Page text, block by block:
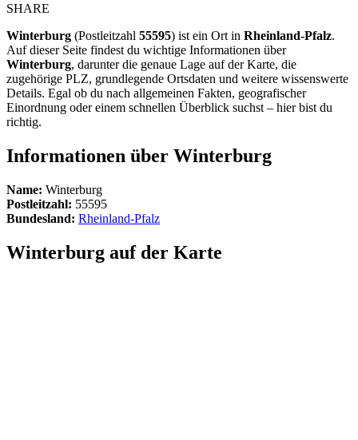
SHARE
Winterburg (Postleitzahl 55595) ist ein Ort in Rheinland-Pfalz.
Auf dieser Seite findest du wichtige Informationen über
Winterburg, darunter die genaue Lage auf der Karte, die
zugehörige PLZ, grundlegende Ortsdaten und weitere wissenswerte
Details. Egal ob du nach allgemeinen Fakten, geografischer
Einordnung oder einem schnellen Überblick suchst – hier bist du
richtig.
Informationen über Winterburg
Name: Winterburg
Postleitzahl: 55595
Bundesland: Rheinland-Pfalz
Winterburg auf der Karte